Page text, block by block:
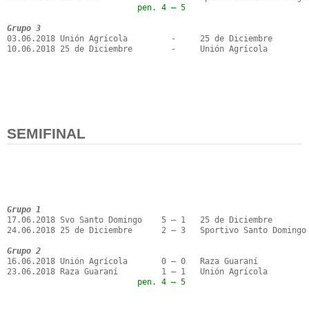
                           pen. 4 – 5
Grupo 3
03.06.2018 Unión Agrícola         -     25 de Diciembre
10.06.2018 25 de Diciembre        -     Unión Agrícola
SEMIFINAL
Grupo 1
17.06.2018 Svo Santo Domingo    5 – 1   25 de Diciembre
24.06.2018 25 de Diciembre      2 – 3   Sportivo Santo Domingo
Grupo 2
16.06.2018 Unión Agrícola       0 – 0   Raza Guaraní
                           pen. 4 – 5